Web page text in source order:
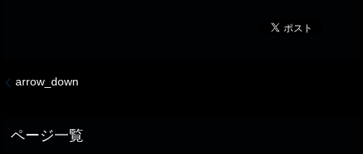
arrow_down